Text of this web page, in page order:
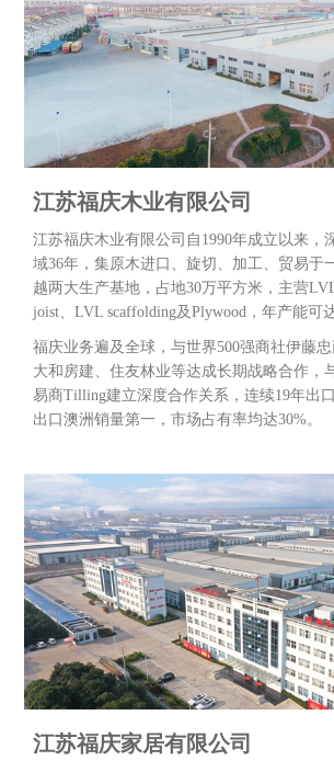
江苏福庆木业有限公司
江苏福庆木业有限公司自1990年成立以来，
域36年，集原木进口、旋切、加工、贸易于
越两大生产基地，占地30万平方米，主营
joist、LVL scaffolding及Plywood，年产能可
福庆业务遍及全球，与世界500强商社伊藤忠
大和房建、住友林业等达成长期战略合作，
易商Tilling建立深度合作关系，连续19年出
出口澳洲销量第一，市场占有率均达30%。
江苏福庆家居有限公司